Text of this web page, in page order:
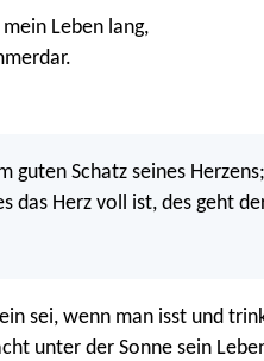
Leben lang,
guten Schatz seines
das Herz voll ist, des geht
sei, wenn man isst und
unter der Sonne sein